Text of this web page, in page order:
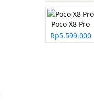
Poco X8 Pro
Rp5.599.000